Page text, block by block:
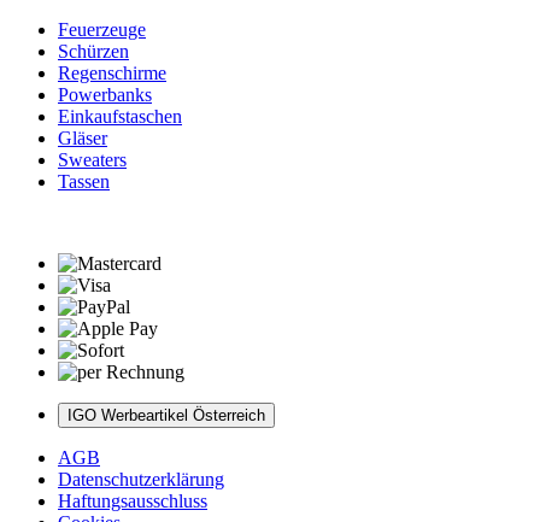
Feuerzeuge
Schürzen
Regenschirme
Powerbanks
Einkaufstaschen
Gläser
Sweaters
Tassen
IGO Werbeartikel Österreich
AGB
Datenschutzerklärung
Haftungsausschluss